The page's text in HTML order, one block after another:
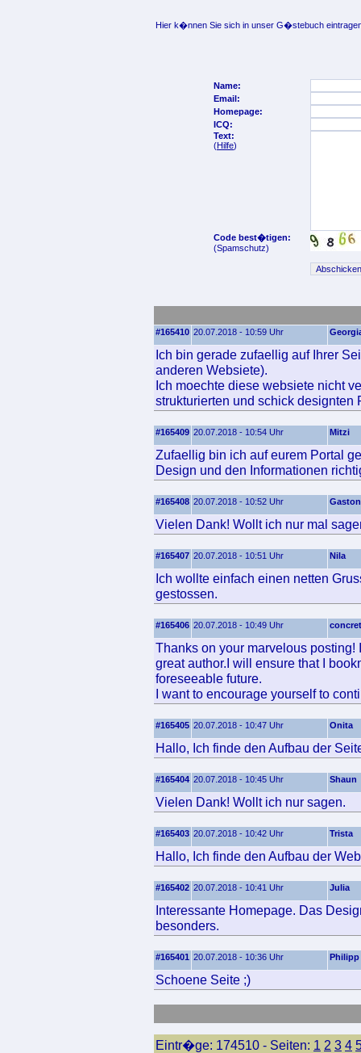
Hier k�nnen Sie sich in unser G�stebuch
Name:
Email:
Homepage:
ICQ:
Text:
(Hilfe)
Code best�tigen:
(Spamschutz)
#165410 20.07.2018 - 10:59 Uhr
Ich bin gerade zufaellig auf Ihrer
anderen Websiete).
Ich moechte diese websiete nicht
strukturierten und schick designten
#165409 20.07.2018 - 10:54 Uhr Mitzi
Zufaellig bin ich auf eurem Portal
Design und den Informationen
#165408 20.07.2018 - 10:52 Uhr Gaston
Vielen Dank! Wollt ich nur mal
#165407 20.07.2018 - 10:51 Uhr Nila
Ich wollte einfach einen netten
gestossen.
#165406 20.07.2018 - 10:49 Uhr
Thanks on your marvelous
great author.I will ensure that I
foreseeable future.
I want to encourage yourself to
#165405 20.07.2018 - 10:47 Uhr Onita
Hallo, Ich finde den Aufbau der
#165404 20.07.2018 - 10:45 Uhr Shaun
Vielen Dank! Wollt ich nur sagen.
#165403 20.07.2018 - 10:42 Uhr Trista
Hallo, Ich finde den Aufbau der
#165402 20.07.2018 - 10:41 Uhr Julia
Interessante Homepage. Das
besonders.
#165401 20.07.2018 - 10:36 Uhr Philipp
Schoene Seite ;)
Eintr�ge: 174510 - Seiten: 1 2 3 4